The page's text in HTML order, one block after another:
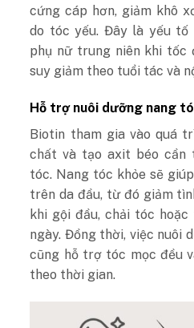
cứng cáp hơn, giảm khô
do tóc yếu. Đây là yếu
phụ nữ trung niên khi
suy giảm theo tuổi tác và
Hỗ trợ nuôi dưỡng nang
Biotin tham gia vào quá
chất và tạo axit béo cần
tóc. Nang tóc khỏe sẽ
trên da đầu, từ đó giảm
khi gội đầu, chải tóc
ngày. Đồng thời, việc nuôi
cũng hỗ trợ tóc mọc đều
theo thời gian.